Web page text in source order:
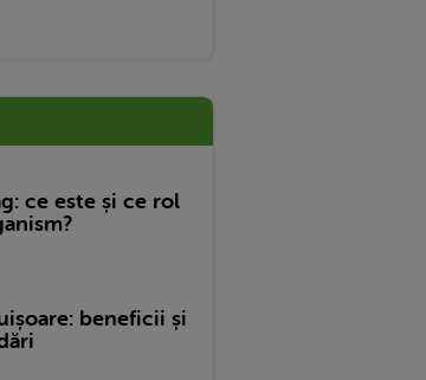
ce este și ce rol
beneficii și